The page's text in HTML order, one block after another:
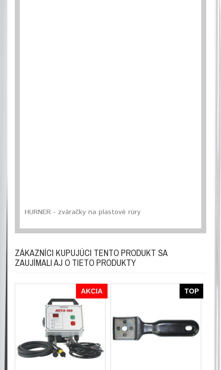
HURNER - zváračky na plastové rúry
ZÁKAZNÍCI KUPUJÚCI TENTO PRODUKT SA
ZAUJÍMALI AJ O TIETO PRODUKTY
AKCIA TOP